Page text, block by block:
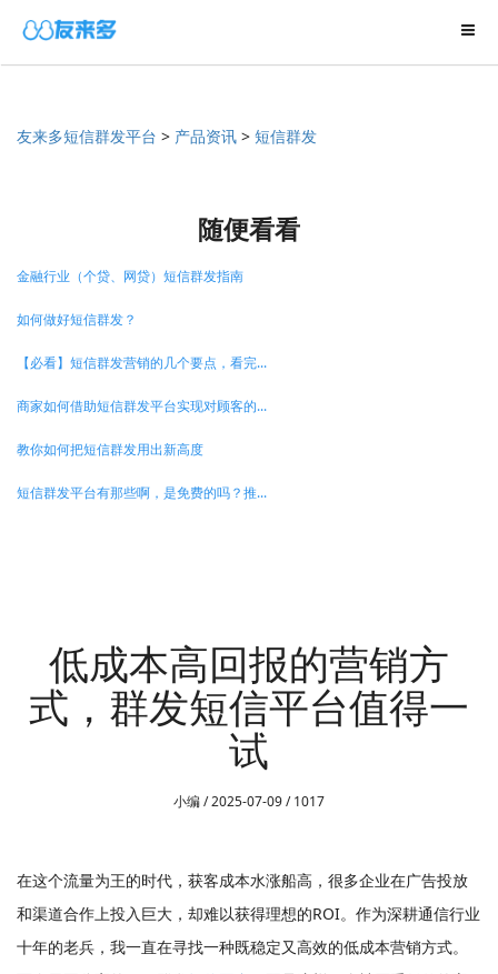
友来多短信群发平台 > 产品资讯 > 短信群发
随便看看
金融行业（个贷、网贷）短信群发指南
如何做好短信群发？
【必看】短信群发营销的几个要点，看完...
商家如何借助短信群发平台实现对顾客的...
教你如何把短信群发用出新高度
短信群发平台有那些啊，是免费的吗？推...
低成本高回报的营销方
式，群发短信平台值得一
试
小编 / 2025-07-09 /1017
在这个流量为王的时代，获客成本水涨船高，很多企业在广告投放
和渠道合作上投入巨大，却难以获得理想的ROI。作为深耕通信行业
十年的老兵，我一直在寻找一种既稳定又高效的低成本营销方式。